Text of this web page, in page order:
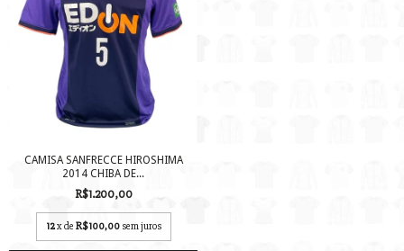
CAMISA SANFRECCE HIROSHIMA
2014 CHIBA DE...
R$1.200,00
12x de R$100,00 sem juros